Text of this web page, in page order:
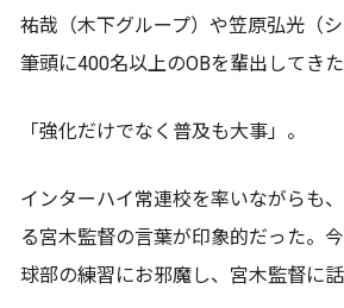
祐哉（木下グループ）や笠原弘光（
筆頭に400名以上のOBを輩出してきた
「強化だけでなく普及も大事」。
インターハイ常連校を率いながらも
る宮木監督の言葉が印象的だった。
球部の練習にお邪魔し、宮木監督に話